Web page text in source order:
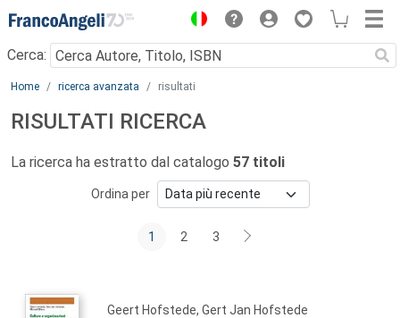
Menu
Cerca:
Main content
Home ricerca avanzata risultati
RISULTATI RICERCA
La ricerca ha estratto dal catalogo 57 titoli
Ordina per
1 2 3
Geert Hofstede, Gert Jan Hofstede